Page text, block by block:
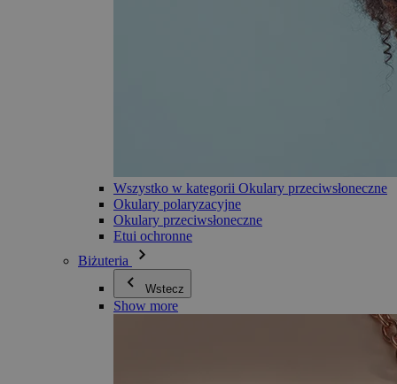
Wszystko w kategorii Okulary przeciwsłoneczne
Okulary polaryzacyjne
Okulary przeciwsłoneczne
Etui ochronne
Biżuteria
Wstecz
Show more